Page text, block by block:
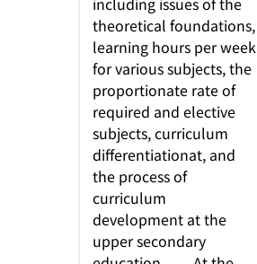
theoretical foundations,
learning hours per week
for various subjects, the
proportionate rate of
required and elective
subjects, curriculum
differentiationat, and
the process of
curriculum
development at the
upper secondary